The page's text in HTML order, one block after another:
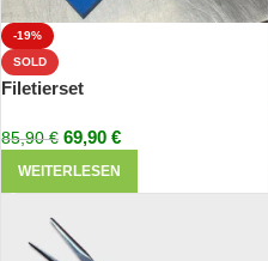
-19%
SOLD
Filetierset
85,90€ 69,90 €
WEITERLESEN